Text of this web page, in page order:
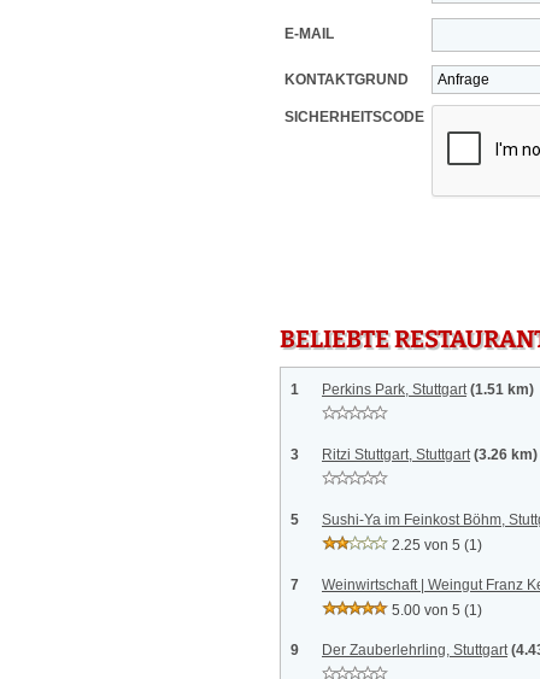
E-MAIL
KONTAKTGRUND
SICHERHEITSCODE
BELIEBTE
1 Perkins Park, Stuttgart (1.51 km)
3 Ritzi Stuttgart, Stuttgart (3.26 km)
5
Sushi-Ya im Feinkost Böhm,
2.25 von 5 (1)
7
Weinwirtschaft | Weingut Franz
5.00 von 5 (1)
9 Der Zauberlehrling, Stuttgart